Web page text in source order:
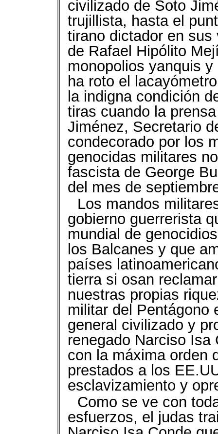
civilizado de Soto
trujillista, hasta el
tirano dictador en
de Rafael Hipólito
monopolios yanquis
ha roto el
la indigna condición
tiras cuando la
Jiménez, Secretario
condecorado por los
genocidas militares
fascista de George
del mes de
Los mandos
gobierno guerrerista
mundial de
los Balcanes y que
países
tierra si osan
nuestras propias
militar del Pentágono
general civilizado y
renegado Narciso
con la máxima orden
prestados a los
esclavizamiento y
Como se ve con
esfuerzos, el judas